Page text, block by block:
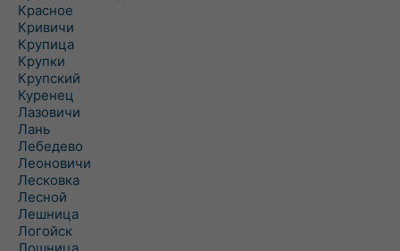
Красное
Кривичи
Крупица
Крупки
Крупский
Куренец
Лазовичи
Лань
Лебедево
Леоновичи
Лесковка
Лесной
Лешница
Логойск